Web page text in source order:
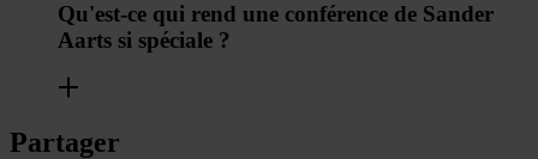
Qu'est-ce qui rend une conférence de Sander
Aarts si spéciale ?
Partager